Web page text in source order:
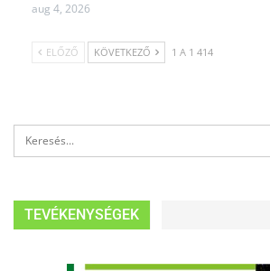
aug 4, 2026
ELŐZŐ KÖVETKEZŐ 1 A 1 414
TEVÉKENYSÉGEK